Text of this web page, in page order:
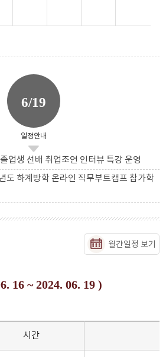
6/19
일정안내
업생 선배 취업조언 인터뷰 특강 운영
도 하계방학 온라인 직무부트캠프 참가학
월간일정 보기
16 ~ 2024. 06. 19 )
시간